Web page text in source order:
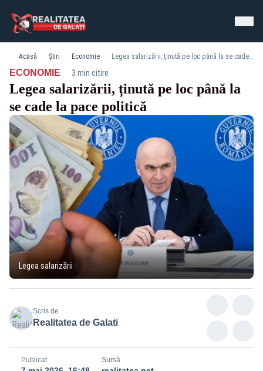
Acasă Știri Economie Legea salarizării, ținută pe loc până la se cade la pace politică
ECONOMIE· 3 min citire
Legea salarizării, ținută pe loc până la
se cade la pace politică
Legea salarizării
Scris de
Realitatea de Galati
Publicat Sursă